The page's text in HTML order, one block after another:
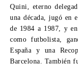
Quini, eterno
una década, jugó en
de 1984 a 1987, y
como futbolista,
España y una
Barcelona. También